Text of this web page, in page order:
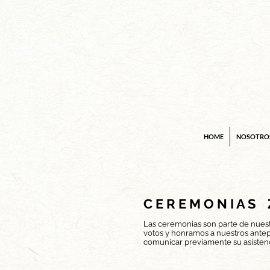
HOME
C E R E M O N I A
Las ceremonias son parte de
votos y honramos a nuestros
comunicar previamente su